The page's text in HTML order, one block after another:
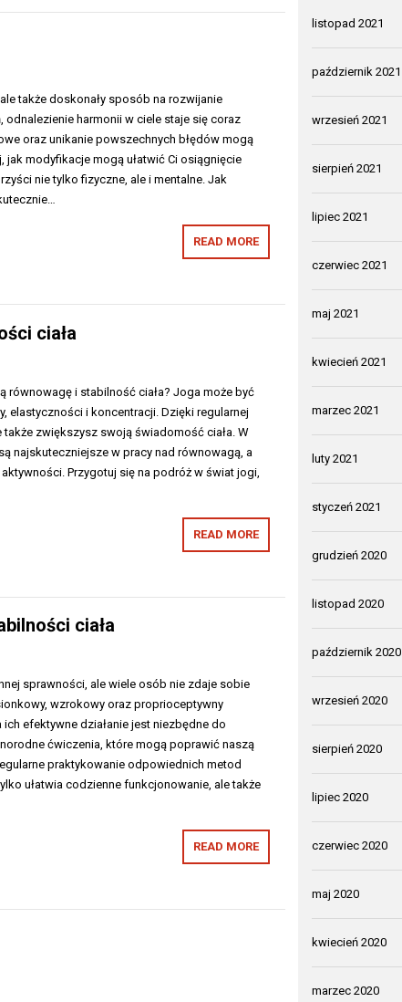
także doskonały sposób na rozwijanie
harmonii w ciele staje się coraz
oraz unikanie powszechnych błędów mogą
jak modyfikacje mogą ułatwić Ci osiągnięcie
nie tylko fizyczne, ale i mentalne. Jak
READ MORE
ciała
równowagę i stabilność ciała? Joga może być
elastyczności i koncentracji. Dzięki regularnej
zwiększysz swoją świadomość ciała. W
najskuteczniejsze w pracy nad równowagą, a
Przygotuj się na podróż w świat jogi,
READ MORE
ciała
sprawności, ale wiele osób nie zdaje sobie
wzrokowy oraz proprioceptywny
efektywne działanie jest niezbędne do
ćwiczenia, które mogą poprawić naszą
praktykowanie odpowiednich metod
ułatwia codzienne funkcjonowanie, ale także
READ MORE
listopad 2021
październik 2021
wrzesień 2021
sierpień 2021
lipiec 2021
czerwiec 2021
maj 2021
kwiecień 2021
marzec 2021
luty 2021
styczeń 2021
grudzień 2020
listopad 2020
październik 2020
wrzesień 2020
sierpień 2020
lipiec 2020
czerwiec 2020
maj 2020
kwiecień 2020
marzec 2020